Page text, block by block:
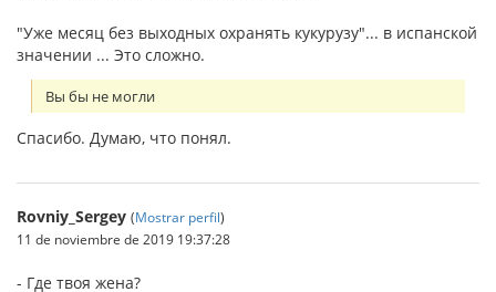
"Уже месяц без выходных охранять кукурузу"... в испанской
значении ... Это сложно.
Вы бы не могли
Спасибо. Думаю, что понял.
Rovniy_Sergey (Mostrar perfil)
11 de noviembre de 2019 19:37:28
- Где твоя жена?